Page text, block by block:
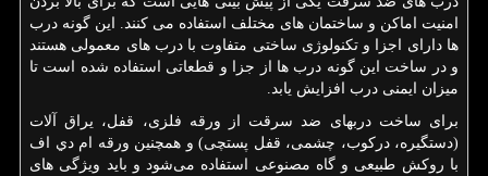
امنیت اماکن و ساختمان های مختلف استفاده می کنند. این گونه درب
ها دارای اجزا و تکنولوژی ساختی متفاوت با درب های معمولی هستند
و در ساخت این گونه درب ها از جزا و قطعاتی استفاده شده است تا
میزان ایمنی درب افزایش یابد.
برای ساخت دربهای ضد سرقت از ورقه فلزی، قفل، یراق آلات
(دستگیره، درکوب، چشمی، قفل پستچی) و همچنین ورقه ام دي اف
با روکش طبیعی و گاه مصنوعی استفاده می‌شود و باید ویژگی های